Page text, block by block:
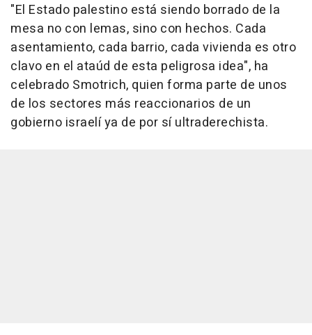
"El Estado palestino está siendo borrado de la
mesa no con lemas, sino con hechos. Cada
asentamiento, cada barrio, cada vivienda es otro
clavo en el ataúd de esta peligrosa idea", ha
celebrado Smotrich, quien forma parte de unos
de los sectores más reaccionarios de un
gobierno israelí ya de por sí ultraderechista.